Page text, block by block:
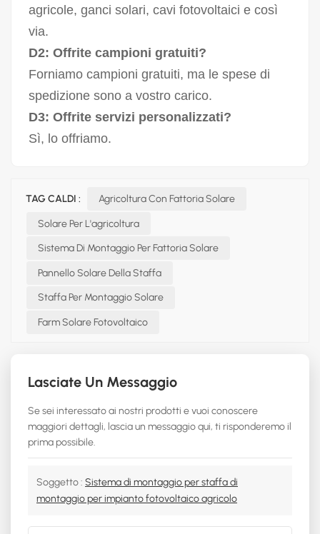
agricole, ganci solari, cavi fotovoltaici e così
via.
D2: Offrite campioni gratuiti?
Forniamo campioni gratuiti, ma le spese di
spedizione sono a vostro carico.
D3: Offrite servizi personalizzati?
Sì, lo offriamo.
TAG CALDI : Agricoltura Con Fattoria Solare
Solare Per L'agricoltura
Sistema Di Montaggio Per Fattoria Solare
Pannello Solare Della Staffa
Staffa Per Montaggio Solare
Farm Solare Fotovoltaico
Lasciate Un Messaggio
Se sei interessato ai nostri prodotti e vuoi conoscere
maggiori dettagli, lascia un messaggio qui, ti risponderemo il
prima possibile.
Soggetto : Sistema di montaggio per staffa di
montaggio per impianto fotovoltaico agricolo